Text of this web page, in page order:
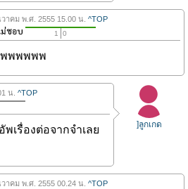
าคม พ.ศ. 2555 15.00 น. ^TOP
1 0
พพพพพ
]ลูกเกด
น. ^TOP
เรื่องต่อจากจำเลย
าคม พ.ศ. 2555 00.24 น. ^TOP